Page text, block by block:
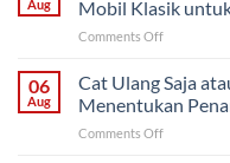
Aug
Mobil Klasik
Comments Offon
Bertahap
atau
Sekaligus?
Strategi
06
Aug
Cat Ulang Saja
Menentukan
Comments Offon